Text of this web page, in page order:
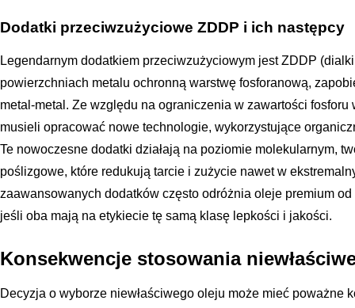
Dodatki przeciwzużyciowe ZDDP i ich następcy
Legendarnym dodatkiem przeciwzużyciowym jest ZDDP
powierzchniach metalu ochronną warstwę fosforanową,
metal-metal. Ze względu na ograniczenia w zawartości
musieli opracować nowe technologie, wykorzystujące
Te nowoczesne dodatki działają na poziomie molekularnym,
poślizgowe, które redukują tarcie i zużycie nawet w
zaawansowanych dodatków często odróżnia oleje premium
jeśli oba mają na etykiecie tę samą klasę lepkości i jakości.
Konsekwencje stosowania
Decyzja o wyborze niewłaściwego oleju może mieć poważne